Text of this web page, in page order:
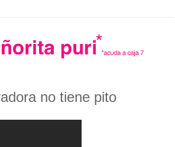
no tiene pito